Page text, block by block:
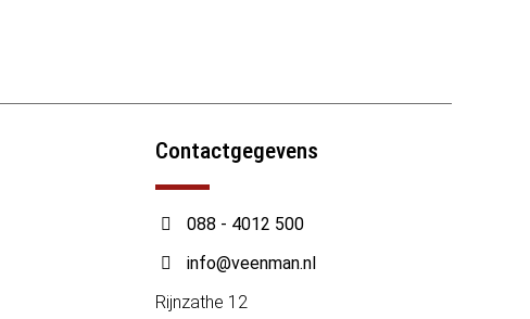
Contactgegevens
088 - 4012 500
info@veenman.nl
Rijnzathe 12